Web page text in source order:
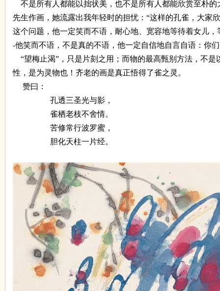
不是所有人都能以拙状美，也不是所有人都能欣赏至朴
先生作画，她流露出我年轻时的担忧： “这样的孔雀，大家
这个问题，他一定笑而不语，耐心地、宽容地等待着女儿
-他笑而不语，不是真的不语，他一定自信地自言自语：你
“望梅止渴” ，只是片刻之用；而物的最高甄别方法，不
性，是为灵物也！齐老的画是真正悟得了雀之灵。
赞曰：
孔透三圣光与影，
雀栖老枝不舍情。
苦修常行波罗蜜，
胆化天柱一片经。